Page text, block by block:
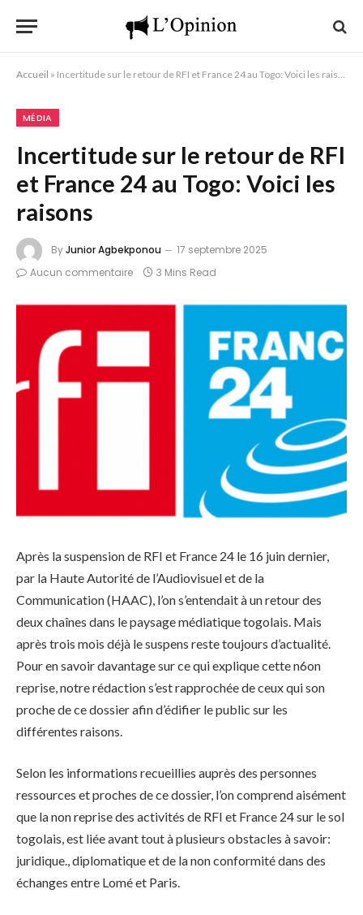
Accueil » Incertitude sur le retour de RFI et France 24 au Togo: Voici les raisons
MÉDIA
Incertitude sur le retour de RFI
et France 24 au Togo: Voici les
raisons
ByJunior Agbekponou
17 septembre 2025
Aucun commentaire
3 Mins Read
Après la suspension de RFI et France 24 le 16 juin dernier,
par la Haute Autorité de l’Audiovisuel et de la
Communication (HAAC), l’on s’entendait à un retour des
deux chaînes dans le paysage médiatique togolais. Mais
après trois mois déjà le suspens reste toujours d’actualité.
Pour en savoir davantage sur ce qui explique cette n6on
reprise, notre rédaction s’est rapprochée de ceux qui son
proche de ce dossier afin d’édifier le public sur les
différentes raisons.
Selon les informations recueillies auprès des personnes
ressources et proches de ce dossier, l’on comprend aisément
que la non reprise des activités de RFI et France 24 sur le sol
togolais, est liée avant tout à plusieurs obstacles à savoir:
juridique., diplomatique et de la non conformité dans des
échanges entre Lomé et Paris.